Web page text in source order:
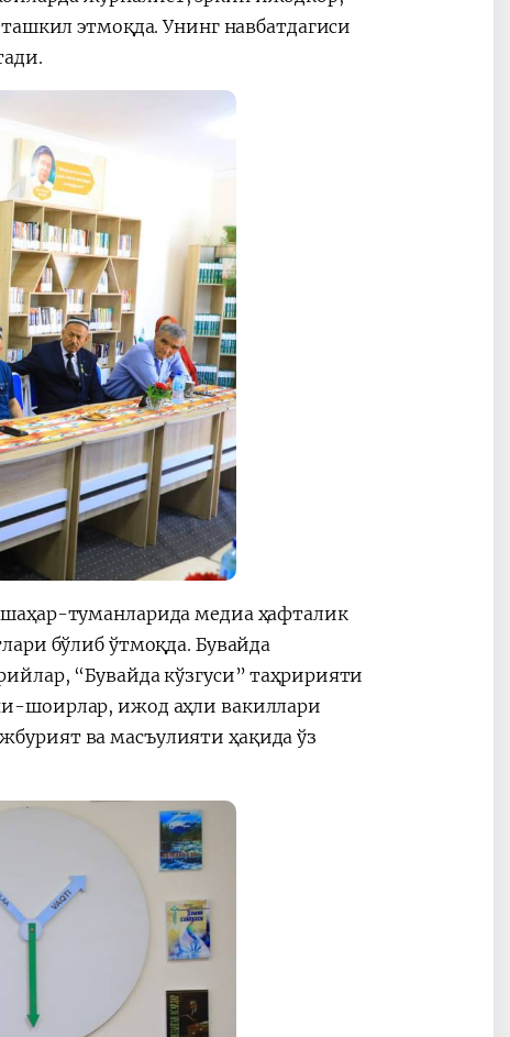
этмоқда. Унинг навбатдагиси
туманларида медиа ҳафталик
бўлиб ўтмоқда. Бувайда
“Бувайда кўзгуси” таҳририяти
шоирлар, ижод аҳли вакиллари
ва масъулияти ҳақида ўз